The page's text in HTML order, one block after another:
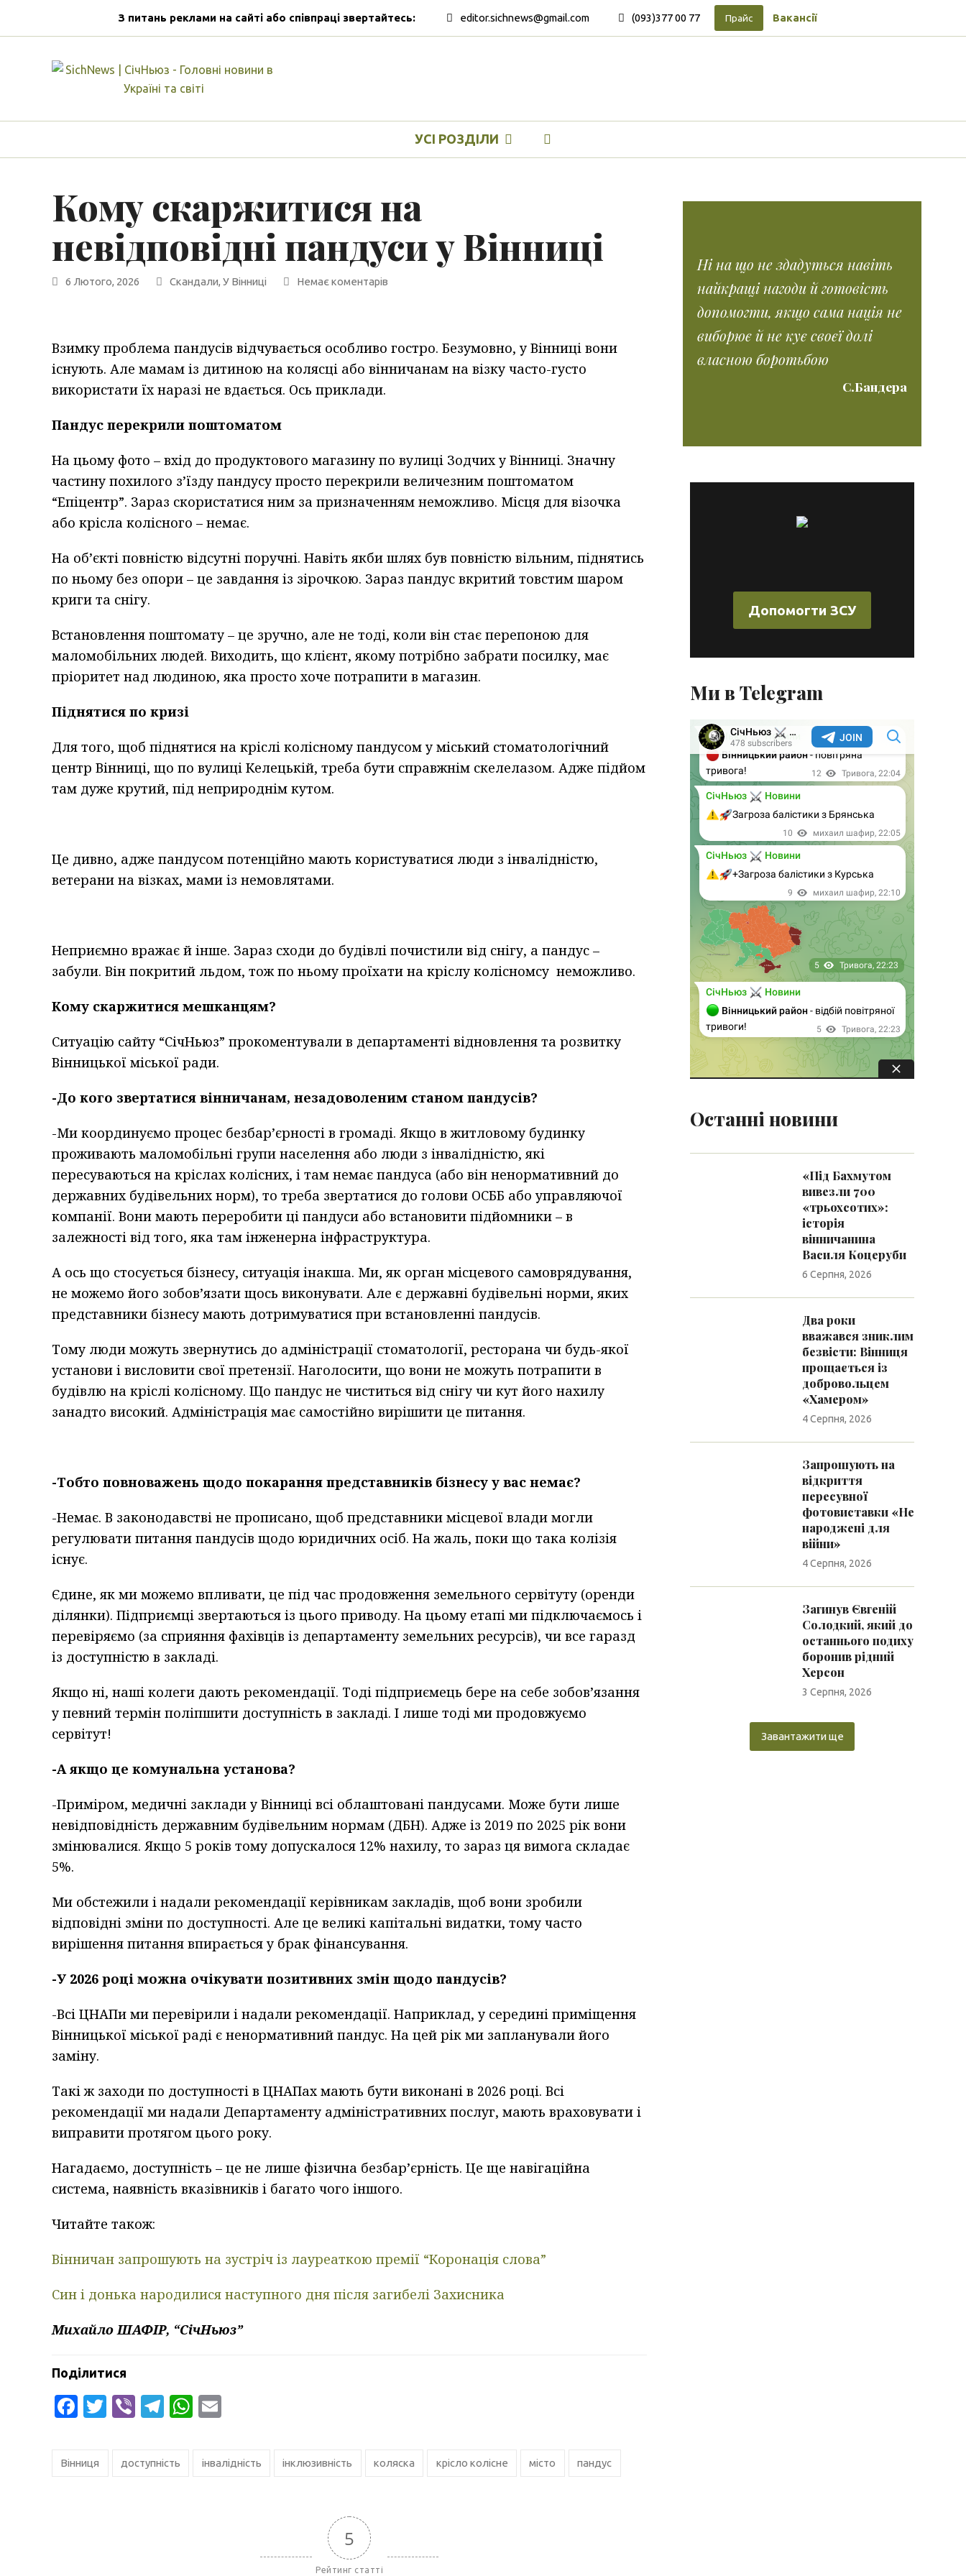
З питань реклами на сайті або співпраці звертайтесь: editor.sichnews@gmail.com (093)377 00 77 Прайс Вакансії
УСІ РОЗДІЛИ
Кому скаржитися на
невідповідні пандуси у Вінниці
6 Лютого, 2026 Скандали, У Вінниці Немає коментарів
Взимку проблема пандусів відчувається особливо гостро. Безумовно, у Вінниці вони
існують. Але мамам із дитиною на колясці або вінничанам на візку часто-густо
використати їх наразі не вдається. Ось приклади.
Пандус перекрили поштоматом
На цьому фото – вхід до продуктового магазину по вулиці Зодчих у Вінниці. Значну
частину похилого з’їзду пандусу просто перекрили величезним поштоматом
“Епіцентр”. Зараз скористатися ним за призначенням неможливо. Місця для візочка
або крісла колісного – немає.
На обʼєкті повністю відсутні поручні. Навіть якби шлях був повністю вільним, піднятись
по ньому без опори – це завдання із зірочкою. Зараз пандус вкритий товстим шаром
криги та снігу.
Встановлення поштомату – це зручно, але не тоді, коли він стає перепоною для
маломобільних людей. Виходить, що клієнт, якому потрібно забрати посилку, має
пріоритет над людиною, яка просто хоче потрапити в магазин.
Піднятися по кризі
Для того, щоб піднятися на кріслі колісному пандусом у міський стоматологічний
центр Вінниці, що по вулиці Келецькій, треба бути справжнім скелелазом. Адже підйом
там дуже крутий, під неприроднім кутом.
Це дивно, адже пандусом потенційно мають користуватися люди з інвалідністю,
ветерани на візках, мами із немовлятами.
Неприємно вражає й інше. Зараз сходи до будівлі почистили від снігу, а пандус –
забули. Він покритий льдом, тож по ньому проїхати на кріслу колісномсу неможливо.
Кому скаржитися мешканцям?
Ситуацію сайту “СічНьюз” прокоментували в департаменті відновлення та розвитку
Вінницької міської ради.
-До кого звертатися вінничанам, незадоволеним станом пандусів?
-Ми координуємо процес безбар’єрності в громаді. Якщо в житловому будинку
проживають маломобільні групи населення або люди з інвалідністю, які
пересуваються на кріслах колісних, і там немає пандуса (або він ненормативний до
державних будівельних норм), то треба звертатися до голови ОСББ або управляючої
компанії. Вони мають переробити ці пандуси або встановити підйомники – в
залежності від того, яка там інженерна інфраструктура.
А ось що стосується бізнесу, ситуація інакша. Ми, як орган місцевого самоврядування,
не можемо його зобов’язати щось виконувати. Але є державні будівельні норми, яких
представники бізнесу мають дотримуватися при встановленні пандусів.
Тому люди можуть звернутись до адміністрації стоматології, ресторана чи будь-якої
установи і висловити свої претензії. Наголосити, що вони не можуть потрапити в
будівлю на кріслі колісному. Що пандус не чиститься від снігу чи кут його нахилу
занадто високий. Адміністрація має самостійно вирішити це питання.
-Тобто повноважень щодо покарання представників бізнесу у вас немає?
-Немає. В законодавстві не прописано, щоб представники місцевої влади могли
регулювати питання пандусів щодо юридичних осіб. На жаль, поки що така колізія
існує.
Єдине, як ми можемо впливати, це під час продовження земельного сервітуту (оренди
ділянки). Підприємці звертаються із цього приводу. На цьому етапі ми підключаємось і
перевіряємо (за сприяння фахівців із департаменту земельних ресурсів), чи все гаразд
із доступністю в закладі.
Якщо ні, наші колеги дають рекомендації. Тоді підприємець бере на себе зобов’язання
у певний термін поліпшити доступність в закладі. І лише тоді ми продовжуємо
сервітут!
-А якщо це комунальна установа?
-Приміром, медичні заклади у Вінниці всі облаштовані пандусами. Може бути лише
невідповідність державним будівельним нормам (ДБН). Адже із 2019 по 2025 рік вони
змінювалися. Якщо 5 років тому допускалося 12% нахилу, то зараз ця вимога складає
5%.
Ми обстежили і надали рекомендації керівникам закладів, щоб вони зробили
відповідні зміни по доступності. Але це великі капітальні видатки, тому часто
вирішення питання впирається у брак фінансування.
-У 2026 році можна очікувати позитивних змін щодо пандусів?
-Всі ЦНАПи ми перевірили і надали рекомендації. Наприклад, у середині приміщення
Вінницької міської раді є ненормативний пандус. На цей рік ми запланували його
заміну.
Такі ж заходи по доступності в ЦНАПах мають бути виконані в 2026 році. Всі
рекомендації ми надали Департаменту адміністративних послуг, мають враховувати і
виправити протягом цього року.
Нагадаємо, доступність – це не лише фізична безбар’єрність. Це ще навігаційна
система, наявність вказівників і багато чого іншого.
Читайте також:
Вінничан запрошують на зустріч із лауреаткою премії “Коронація слова”
Син і донька народилися наступного дня після загибелі Захисника
Михайло ШАФІР, “СічНьюз”
Поділитися
Facebook
Twitter
ViberTelegram
WhatsApp
Вінниця доступність інвалідність інклюзивність коляска крісло колісне місто пандус
5
Рейтинг статті
Ні на що не здадуться навіть
найкращі нагоди й готовість
допомогти, якщо сама нація не
виборює й не кує своєї долі
власною боротьбою
С.Бандера
Допомогти ЗСУ
Ми в Telegram
Останні новини
«Під Бахмутом
вивезли 700
«трьохсотих»:
історія
вінничанина
Василя Коцеруби
6 Серпня, 2026
Два роки
вважався зниклим
безвісти: Вінниця
прощається із
добровольцем
«Хамером»
4 Серпня, 2026
Запрошують на
відкриття
пересувної
фотовиставки «Не
народжені для
війни»
4 Серпня, 2026
Загинув Євгеній
Солодкий, який до
останнього подиху
боронив рідний
Херсон
3 Серпня, 2026
Завантажити ще